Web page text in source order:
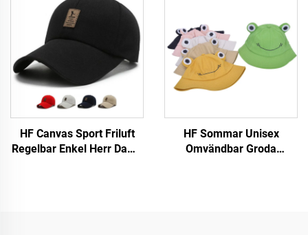
HF Canvas Sport Friluft
Regelbar Enkel Herr Dams
HF Sommar Unisex
Omvändbar Groda